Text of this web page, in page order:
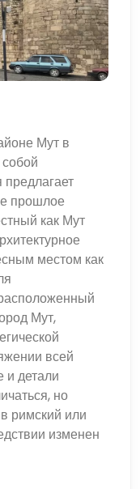
Мут в
предлагает
прошлое
как Мут
местом как
Мут,
всей
и детали
но
римский или
изменен